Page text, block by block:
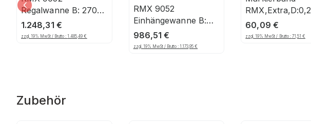
Regalwanne B: 2700-
3, feuerverzinkt
1.248,31 €
zzgl. 19% MwSt / Brutto :1.485,49€
RMX 9052
Einhängewanne B:
EHW 2700, lackiert,
Feuerrot
986,51€
zzgl. 19% MwSt / Brutto : 1.173,95€
— 75mm
B,L:30m,G/S
60,09 €
zzgl. 19% MwSt / Brutto : 71,51 €
Zubehör